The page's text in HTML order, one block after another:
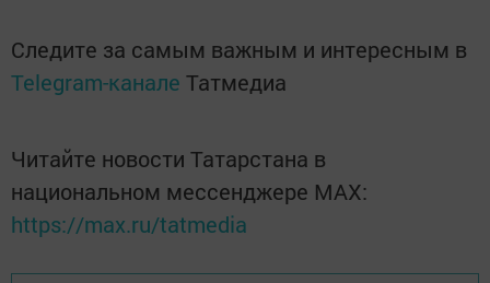
Следите за самым важным и интересным в
Telegram-канале Татмедиа
Читайте новости Татарстана в
национальном мессенджере MАХ:
https://max.ru/tatmedia